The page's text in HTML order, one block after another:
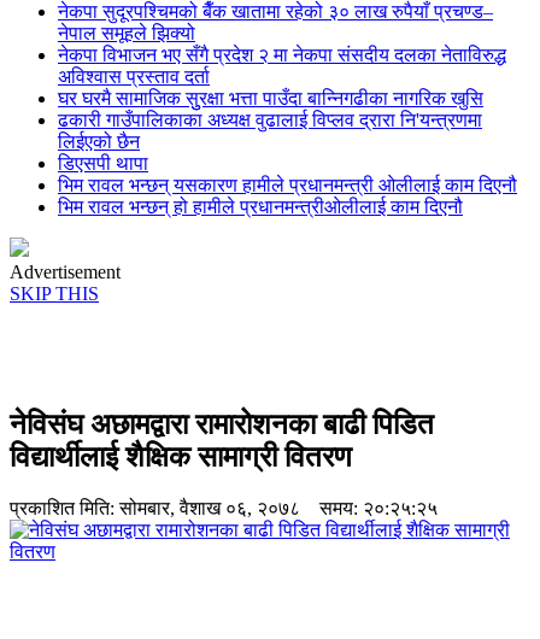
नेकपा सुदूरपश्चिमको बैँक खातामा रहेको ३० लाख रुपैयाँ प्रचण्ड–
नेपाल समूहले झिक्य‍ो
नेकपा विभाजन भए सँगै प्रदेश २ मा नेकपा संसदीय दलका नेताविरुद्ध
अविश्वास प्रस्ताव दर्ता
घर घरमै सामाजिक सुुरक्षा भत्ता पाउँदा बान्निगढीका नागरिक खुसि
ढकारी गाउँपालिकाका अध्यक्ष वुढालाई विप्लव द्रारा नि'यन्त्रणमा
लिईएको छैन
डिएसपी थापा
भिम रावल भन्छन् यसकारण हामीले प्रधानमन्त्री ओलीलाई काम दिएनौ
भिम रावल भन्छन् हो हामीले प्रधानमन्त्रीओलीलाई काम दिएनौ
Advertisement
SKIP THIS
नेविसंघ अछामद्वारा रामारोशनका बाढी पिडित
विद्यार्थीलाई शैक्षिक सामाग्री वितरण
प्रकाशित मिति:सोमबार, वैशाख ०६, २०७८ समय: २०:२५:२५